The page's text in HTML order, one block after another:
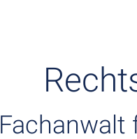
Fachanwalt